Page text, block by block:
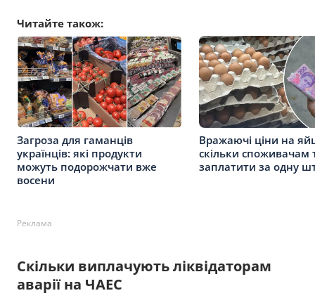
Читайте також:
Загроза для гаманців
українців: які продукти
можуть подорожчати вже
восени
Вражаючі ціни на
скільки споживачам
заплатити за одну
Реклама
Скільки виплачують ліквідаторам
аварії на ЧАЕС